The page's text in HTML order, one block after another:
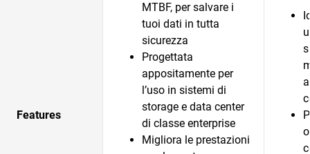
Features
MTBF, per salvare i
tuoi dati in tutta
sicurezza
Progettata
appositamente per
l’uso in sistemi di
storage e data center
di classe enterprise
Migliora le prestazioni